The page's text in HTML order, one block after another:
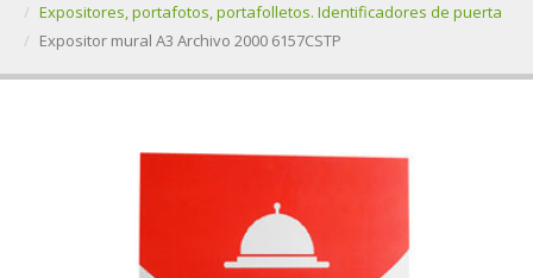
Expositores, portafotos, portafolletos. Identificadores de puerta
Expositor mural A3 Archivo 2000 6157CSTP